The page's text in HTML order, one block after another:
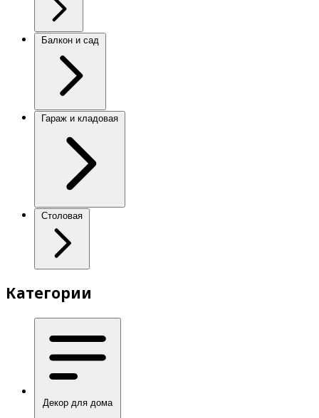
Балкон и сад
Гараж и кладовая
Столовая
Категории
Декор для дома